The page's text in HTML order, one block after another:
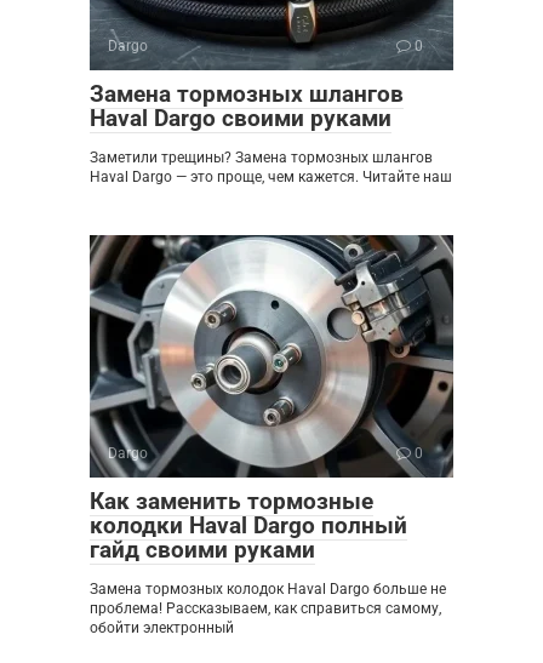
Dargo 0
Замена тормозных шлангов
Haval Dargo своими руками
Заметили трещины? Замена тормозных шлангов
Haval Dargo — это проще, чем кажется. Читайте наш
Dargo 0
Как заменить тормозные
колодки Haval Dargo полный
гайд своими руками
Замена тормозных колодок Haval Dargo больше не
проблема! Рассказываем, как справиться самому,
обойти электронный